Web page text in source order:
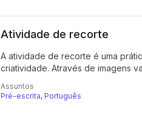
Atividade de recorte
A atividade de recorte é uma
criatividade. Através de imagens
Assuntos
Pré-escrita, Português